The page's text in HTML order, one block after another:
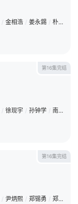
/ 金相浩 / 姜永錫 / 朴成根
第16集完结
/ 徐现宇 / 孙钟学 / 南基爱
第16集完结
/ 尹炳熙 / 郑锡勇 / 郑英珠